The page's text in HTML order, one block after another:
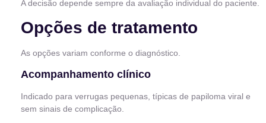
A decisão depende sempre da avaliação individual do paciente.
Opções de tratamento
As opções variam conforme o diagnóstico.
Acompanhamento clínico
Indicado para verrugas pequenas, típicas de papiloma viral e
sem sinais de complicação.